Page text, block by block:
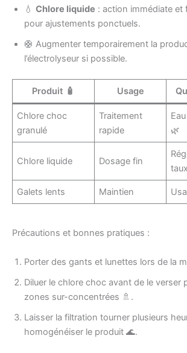
💧 Chlore liquide : action immédiate et
pour ajustements ponctuels.
🛟 Augmenter temporairement la
l’électrolyseur si possible.
Produit 🧴 Usage
Chlore choc
granulé
Traitement
rapide
🌿
Chlore liquide Dosage fin
taux
Galets lents Maintien
Précautions et bonnes pratiques :
Porter des gants et lunettes lors de la
Diluer le chlore choc avant de le verser
zones sur-concentrées 🚿.
Laisser la filtration tourner plusieurs
homogénéiser le produit 🌊.